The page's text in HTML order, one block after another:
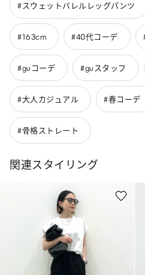
#スウェットバレルレッグパンツ
#163cm #40代コーデ
#guコーデ #guスタッフ
#大人カジュアル #春コーデ
#骨格ストレート
関連スタイリング